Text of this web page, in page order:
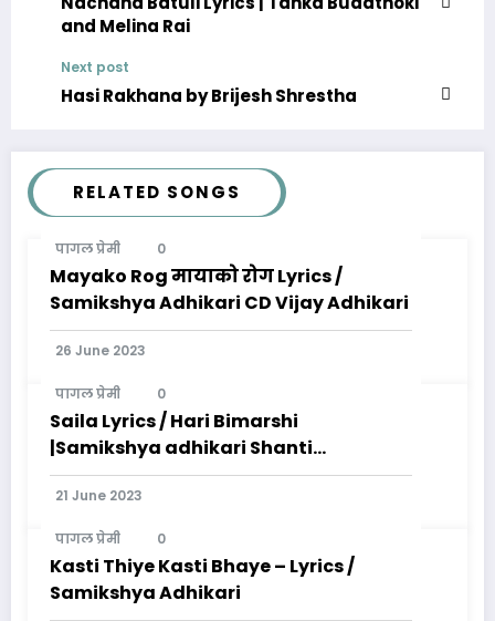
and Melina Rai
Next post
Hasi Rakhana by Brijesh Shrestha
RELATED SONGS
पागल प्रेमी 0
Mayako Rog मायाको रोग Lyrics /
Samikshya Adhikari CD Vijay Adhikari
26 June 2023
पागल प्रेमी 0
Saila Lyrics / Hari Bimarshi
|Samikshya adhikari Shanti
Shree pariyar
21 June 2023
पागल प्रेमी 0
Kasti Thiye Kasti Bhaye – Lyrics /
Samikshya Adhikari